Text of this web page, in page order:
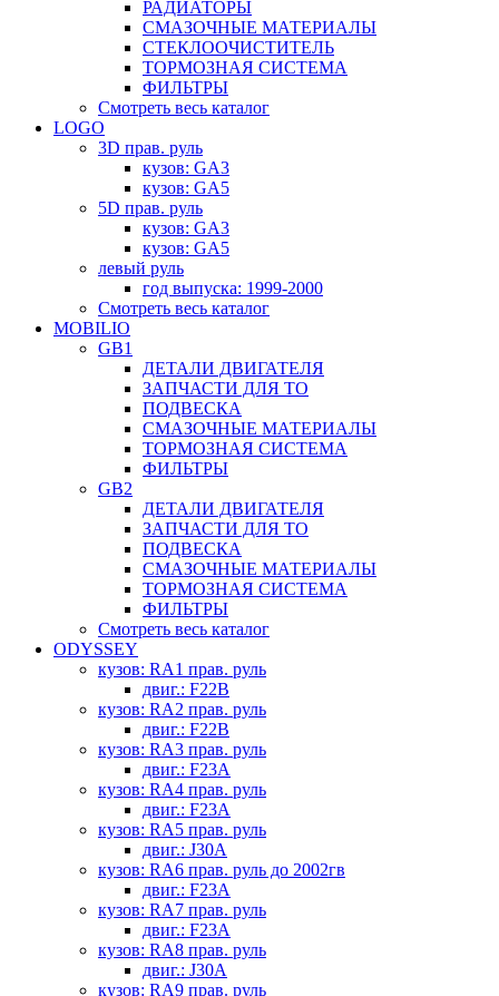
РАДИАТОРЫ
СМАЗОЧНЫЕ МАТЕРИАЛЫ
СТЕКЛООЧИСТИТЕЛЬ
ТОРМОЗНАЯ СИСТЕМА
ФИЛЬТРЫ
Смотреть весь каталог
LOGO
3D прав. руль
кузов: GA3
кузов: GA5
5D прав. руль
кузов: GA3
кузов: GA5
левый руль
год выпуска: 1999-2000
Смотреть весь каталог
MOBILIO
GB1
ДЕТАЛИ ДВИГАТЕЛЯ
ЗАПЧАСТИ ДЛЯ ТО
ПОДВЕСКА
СМАЗОЧНЫЕ МАТЕРИАЛЫ
ТОРМОЗНАЯ СИСТЕМА
ФИЛЬТРЫ
GB2
ДЕТАЛИ ДВИГАТЕЛЯ
ЗАПЧАСТИ ДЛЯ ТО
ПОДВЕСКА
СМАЗОЧНЫЕ МАТЕРИАЛЫ
ТОРМОЗНАЯ СИСТЕМА
ФИЛЬТРЫ
Смотреть весь каталог
ODYSSEY
кузов: RA1 прав. руль
двиг.: F22B
кузов: RA2 прав. руль
двиг.: F22B
кузов: RA3 прав. руль
двиг.: F23A
кузов: RA4 прав. руль
двиг.: F23A
кузов: RA5 прав. руль
двиг.: J30A
кузов: RA6 прав. руль до 2002гв
двиг.: F23A
кузов: RA7 прав. руль
двиг.: F23A
кузов: RA8 прав. руль
двиг.: J30A
кузов: RA9 прав. руль